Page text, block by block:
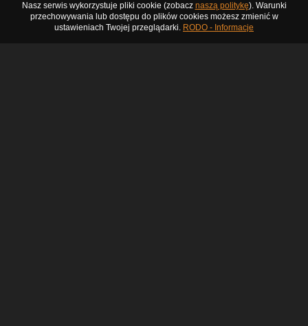
Nasz serwis wykorzystuje pliki cookie (zobacz naszą politykę). Warunki
przechowywania lub dostępu do plików cookies możesz zmienić w
ustawieniach Twojej przeglądarki. RODO - Informacje